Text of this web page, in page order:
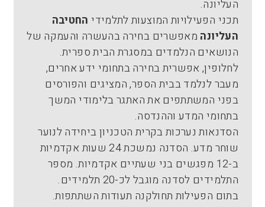
העליונה.
תכני הפעילויות המוצעות לתלמידי החטיבה
העליונה מאפשרים בחירה בהעשרה והעמקה של
הנושאים הנלמדים במסגרת הבית ספרית.
לחלופין, אפשרית בחירה בתחומי ידע אחרים,
מעבר לנלמד בבית הספר, המציגים והפורסים
בפני המשתתפים את האתגר בלימודי המשך
בתחומי המדע וההנדסה.
הסדנאות נערכות בקרית הטכניון ביחידה לנוער
שוחר מדע. הסדנה נמשכת 24 שעות אקדמיות
ב-12 מפגשים בני שעתיים אקדמיות. מספר
התלמידים לסדנה מוגבל לכ-20 תלמידים.
בתום הפעילות תחולקנה תעודות השתתפות.